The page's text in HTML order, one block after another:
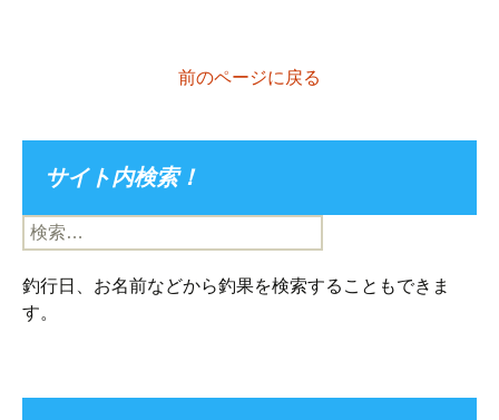
前のページに戻る
サイト内検索！
検
索:
釣行日、お名前などから釣果を検索することもできま
す。